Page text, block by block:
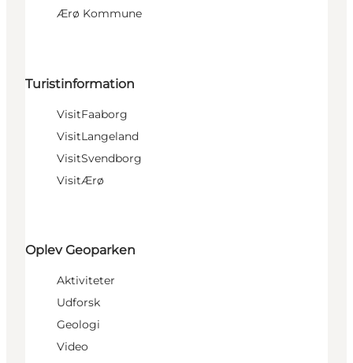
Ærø Kommune
Turistinformation
VisitFaaborg
VisitLangeland
VisitSvendborg
VisitÆrø
Oplev Geoparken
Aktiviteter
Udforsk
Geologi
Video